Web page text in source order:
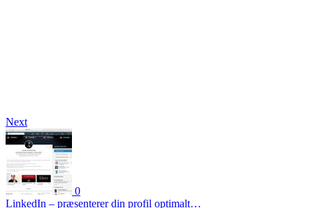
Next
0
LinkedIn – præsenterer din profil optimalt…